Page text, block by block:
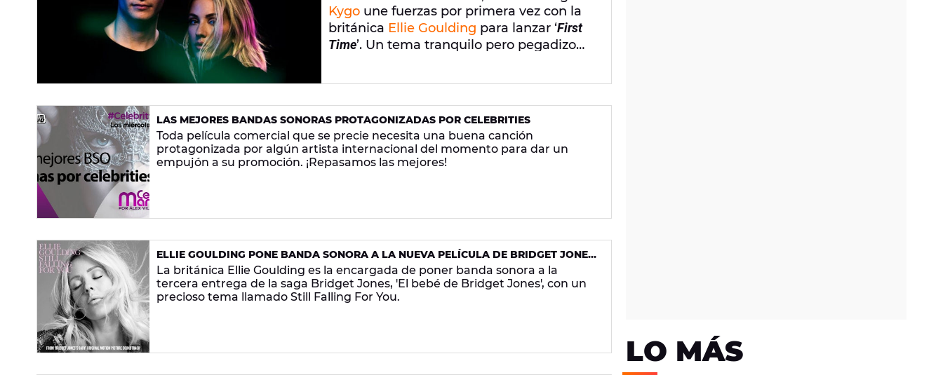
Kygo une fuerzas por primera vez con la
británica Ellie Goulding para lanzar ‘First
Time’. Un tema tranquilo pero pegadizo
Ellie con ‘First Time’?
LAS MEJORES BANDAS SONORAS PROTAGONIZADAS POR CELEBRITIES
Toda película comercial que se precie necesita una buena canción
protagonizada por algún artista internacional del momento para dar un
empujón a su promoción. ¡Repasamos las mejores!
ELLIE GOULDING PONE BANDA SONORA A LA NUEVA PELÍCULA DE BRIDGET JONES
CON 'STILL FALLING FOR YOU'
La británica Ellie Goulding es la encargada de poner banda sonora a la
tercera entrega de la saga Bridget Jones, 'El bebé de Bridget Jones', con un
precioso tema llamado Still Falling For You.
LO MÁS